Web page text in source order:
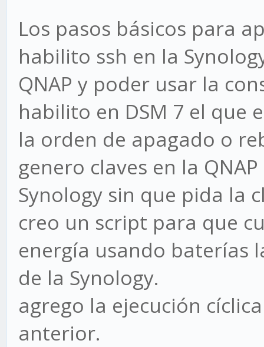
Los pasos básicos para
habilito ssh en la
QNAP y poder usar la
habilito en DSM 7 el que
la orden de apagado o
genero claves en la
Synology sin que pida la
creo un script para que
energía usando baterías
de la Synology.
agrego la ejecución
anterior.